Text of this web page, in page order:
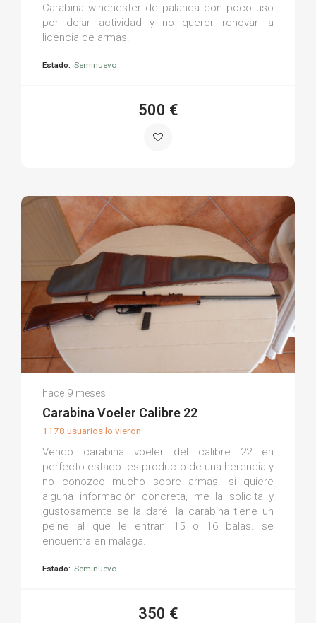
Carabina winchester de palanca con poco uso
por dejar actividad y no querer renovar la
licencia de armas.
Estado: Seminuevo
500 €
hace 9 meses
Carabina Voeler Calibre 22
1178 usuarios lo vieron
Vendo carabina voeler del calibre 22 en
perfecto estado. es producto de una herencia y
no conozco mucho sobre armas. si quiere
alguna información concreta, me la solicita y
gustosamente se la daré. la carabina tiene un
peine al que le entran 15 o 16 balas. se
encuentra en málaga.
Estado: Seminuevo
350 €